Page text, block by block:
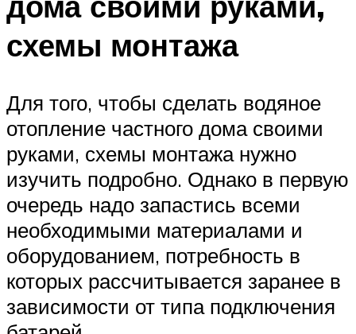
схемы монтажа
Для того, чтобы сделать водяное
отопление частного дома своими
руками, схемы монтажа нужно
изучить подробно. Однако в первую
очередь надо запастись всеми
необходимыми материалами и
оборудованием, потребность в
которых рассчитывается заранее в
зависимости от типа подключения